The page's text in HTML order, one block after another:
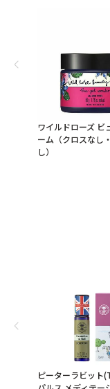
ワイルドローズ ビ
ーム（クロスなし
し）
ピーターラビット